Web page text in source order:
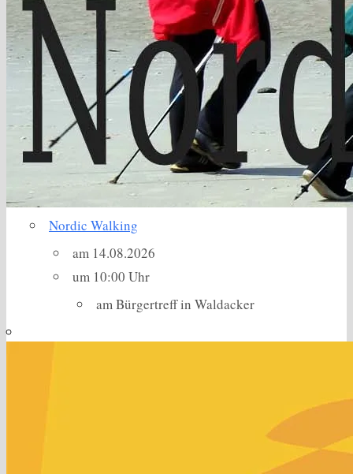
Nordic Walking
am 14.08.2026
um 10:00 Uhr
am Bürgertreff in Waldacker